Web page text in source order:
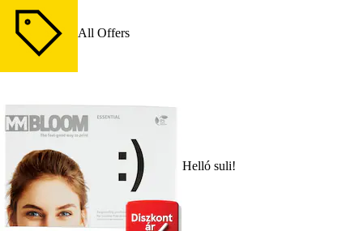
All Offers
Helló suli!